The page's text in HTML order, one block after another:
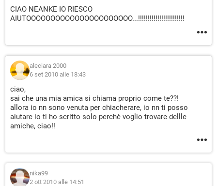
CIAO NEANKE IO RIESCO
AIUTOOOOOOOOOOOOOOOOOOOOOO...!!!!!!!!!!!!!!!!!!!!!!!!
aleciara 2000
6 set 2010 alle 18:43
ciao,
sai che una mia amica si chiama proprio come te??!
allora io nn sono venuta per chiacherare, io nn ti posso
aiutare io ti ho scritto solo perchè voglio trovare dellle
amiche, ciao!!
nika99
2 ott 2010 alle 14:51